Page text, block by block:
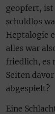
geopfert, ist
schuldlos
Heptalogie
alles war
friedlich, es
Seiten
abgespielt?
Eine